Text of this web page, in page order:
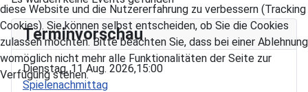
Terminvorschau
Dienstag, 11 Aug. 2026,15:00
Spielenachmittag
diese Website und die Nutzererfahrung zu verbessern (Tracking
Cookies). Sie können selbst entscheiden, ob Sie die Cookies
zulassen möchten. Bitte beachten Sie, dass bei einer Ablehnung
womöglich nicht mehr alle Funktionalitäten der Seite zur
Verfügung stehen.